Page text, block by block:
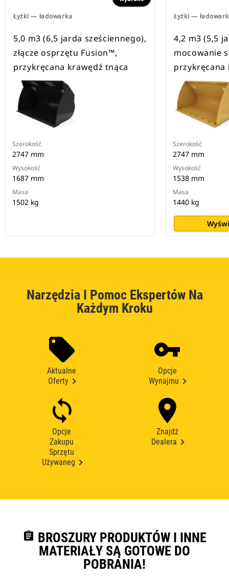
Łyżki — ładowarka
5,0 m3 (6,5 jarda sześciennego),
złącze osprzętu Fusion™,
przykręcana krawędź tnąca
Szerokość
2747 mm
Wysokość
1687 mm
Masa
1502 kg
Łyżki —
4,2 m3 (5,5
mocowanie
przykręcana
Szerokość
2747 mm
Wysokość
1538 mm
Masa
1440 kg
Narzędzia I Pomoc Ekspertów Na
Każdym Kroku
Aktualne
Oferty
Opcje
Wynajmu
Opcje
Zakupu
Sprzętu
Używaneg
Znajdź
Dealera
assignment BROSZURY PRODUKTÓW I INNE
MATERIAŁY SĄ GOTOWE DO
POBRANIA!